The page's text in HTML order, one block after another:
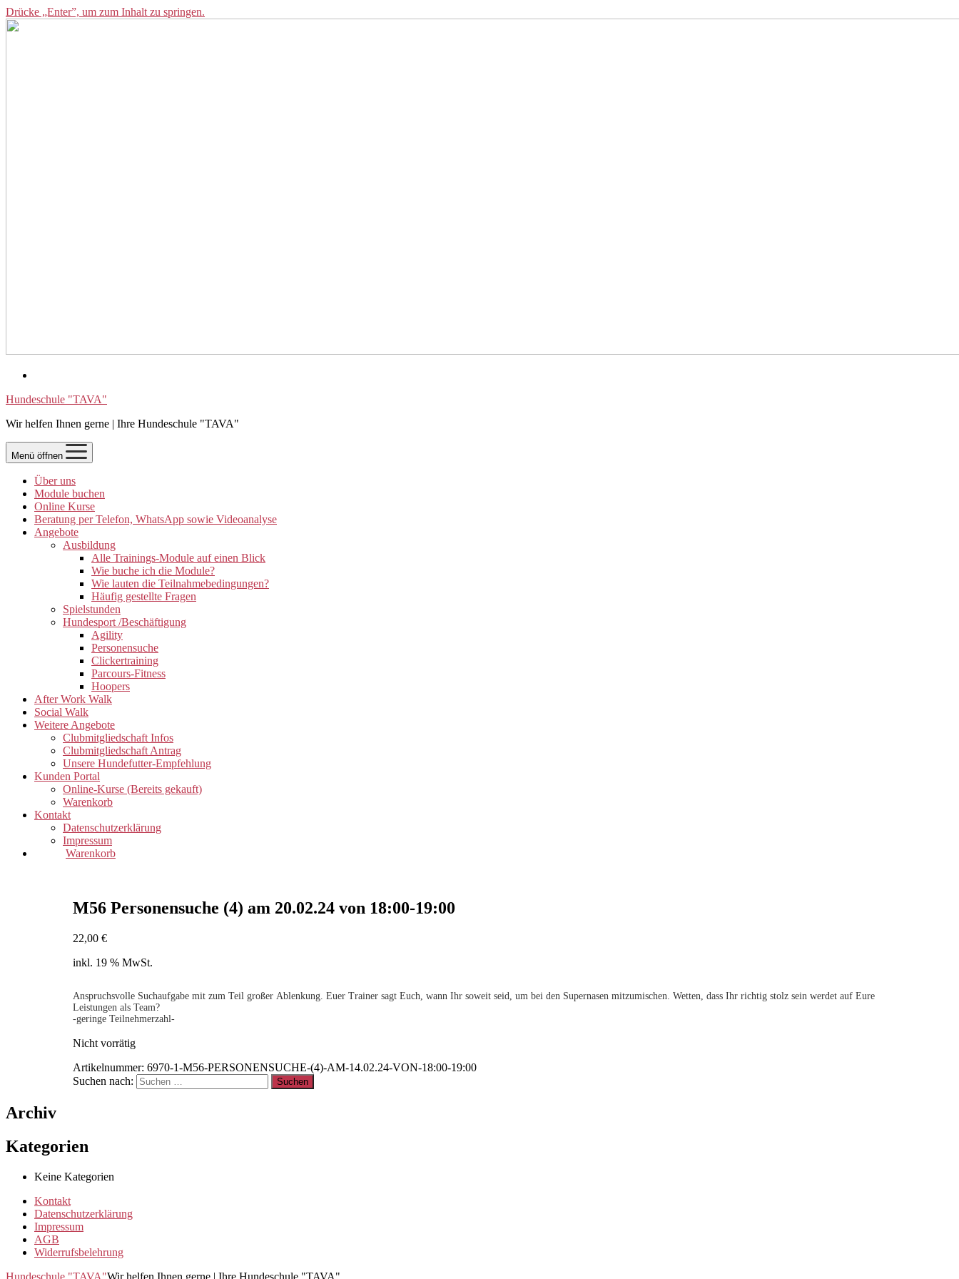
Drücke „Enter”, um zum Inhalt zu springen.
Hundeschule "TAVA"
Wir helfen Ihnen gerne | Ihre Hundeschule "TAVA"
Menü öffnen
Über uns
Module buchen
Online Kurse
Beratung per Telefon, WhatsApp sowie Videoanalyse
Angebote
Ausbildung
Alle Trainings-Module auf einen Blick
Wie buche ich die Module?
Wie lauten die Teilnahmebedingungen?
Häufig gestellte Fragen
Spielstunden
Hundesport /Beschäftigung
Agility
Personensuche
Clickertraining
Parcours-Fitness
Hoopers
After Work Walk
Social Walk
Weitere Angebote
Clubmitgliedschaft Infos
Clubmitgliedschaft Antrag
Unsere Hundefutter-Empfehlung
Kunden Portal
Online-Kurse (Bereits gekauft)
Warenkorb
Kontakt
Datenschutzerklärung
Impressum
Warenkorb
M56 Personensuche (4) am 20.02.24 von 18:00-19:00
22,00€
inkl. 19 % MwSt.
Anspruchsvolle Suchaufgabe mit zum Teil großer Ablenkung. Euer Trainer sagt Euch, wann Ihr soweit seid, um bei den Supernasen mitzumischen. Wetten, dass Ihr richtig stolz sein werdet auf Eure
Leistungen als Team?
-geringe Teilnehmerzahl-
Nicht vorrätig
Artikelnummer:6970-1-M56-PERSONENSUCHE-(4)-AM-14.02.24-VON-18:00-19:00
Suchen nach:
Archiv
Kategorien
Keine Kategorien
Kontakt
Datenschutzerklärung
Impressum
AGB
Widerrufsbelehrung
Hundeschule "TAVA"Wir helfen Ihnen gerne | Ihre Hundeschule "TAVA"